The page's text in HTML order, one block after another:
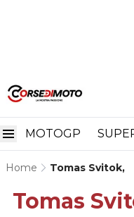
MOTOGP
Home Tomas Svitok,
Tomas